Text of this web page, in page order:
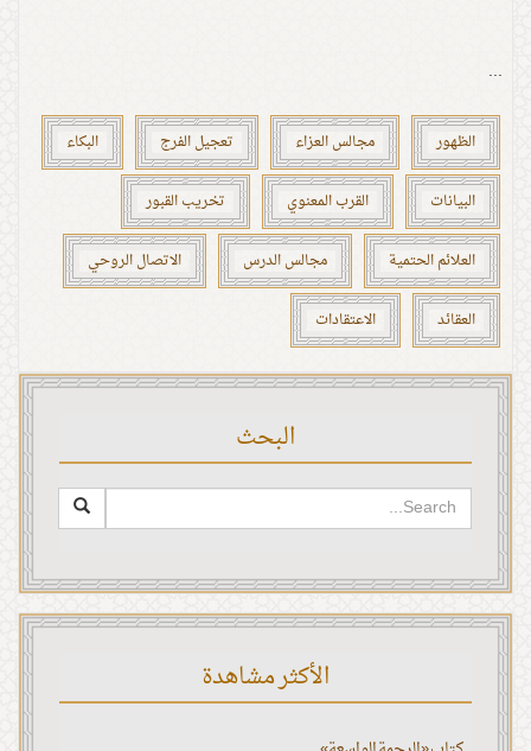
...
الظهور مجالس العزاء تعجيل الفرج البكاء
البيانات القرب المعنوي تخريب القبور
العلائم الحتمية مجالس الدرس الاتصال الروحي
العقائد الاعتقادات
البحث
الأكثر مشاهدة